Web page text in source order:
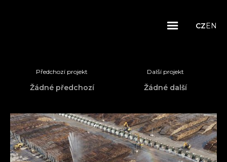
CZEN
Předchozí projekt
Žádné předchozí
Další projekt
Žádné další